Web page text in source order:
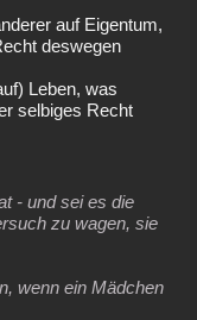
auf Eigentum,
deswegen
Leben, was
selbiges Recht
- und sei es die
zu wagen, sie
wenn ein Mädchen